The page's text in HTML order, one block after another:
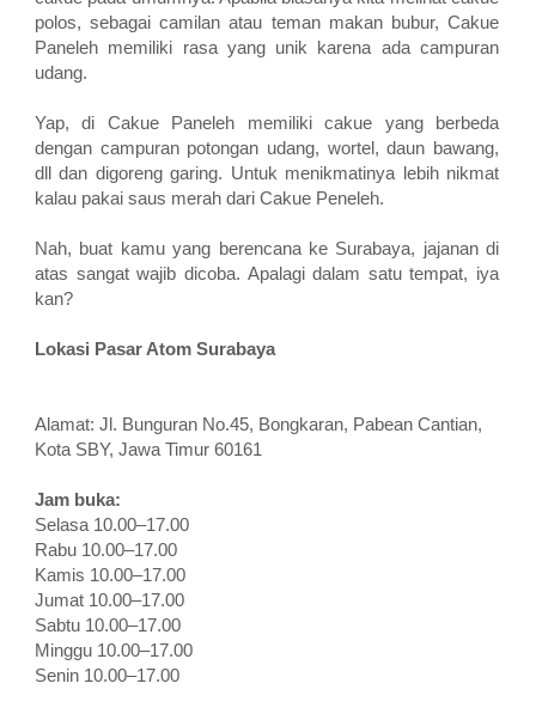
polos, sebagai camilan atau teman makan bubur, Cakue
Paneleh memiliki rasa yang unik karena ada campuran
udang.
Yap, di Cakue Paneleh memiliki cakue yang berbeda
dengan campuran potongan udang, wortel, daun bawang,
dll dan digoreng garing. Untuk menikmatinya lebih nikmat
kalau pakai saus merah dari Cakue Peneleh.
Nah, buat kamu yang berencana ke Surabaya, jajanan di
atas sangat wajib dicoba. Apalagi dalam satu tempat, iya
kan?
Lokasi Pasar Atom Surabaya
Alamat: Jl. Bunguran No.45, Bongkaran, Pabean Cantian,
Kota SBY, Jawa Timur 60161
Jam buka:
Selasa 10.00–17.00
Rabu 10.00–17.00
Kamis 10.00–17.00
Jumat 10.00–17.00
Sabtu 10.00–17.00
Minggu 10.00–17.00
Senin 10.00–17.00